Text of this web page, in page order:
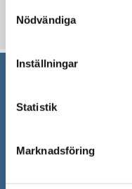
"Visa detaljer" kan du
hur vi och våra
Nödvändiga
Inställningar
Statistik
Marknadsföring
Uppdaterad: 2020-04-15
Södertälje
Tfn: 08–523 010 00